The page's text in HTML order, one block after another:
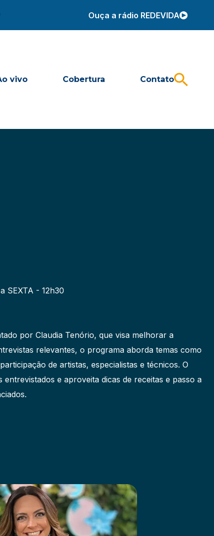
Ouça a rádio REDEVIDA
vivo Cobertura Contato
SEXTA - 12h30
por Claudia Tenório, que visa melhorar a
relevantes, o programa aborda temas como
de artistas, especialistas e técnicos. O
e aproveita dicas de receitas e passo a